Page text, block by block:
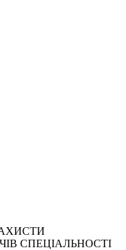
СПЕЦІАЛЬНОСТІ